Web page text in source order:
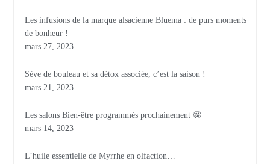
Les infusions de la marque alsacienne Bluema : de purs moments
de bonheur !
mars 27, 2023
Sève de bouleau et sa détox associée, c’est la saison !
mars 21, 2023
Les salons Bien-être programmés prochainement 🤩
mars 14, 2023
L’huile essentielle de Myrrhe en olfaction…